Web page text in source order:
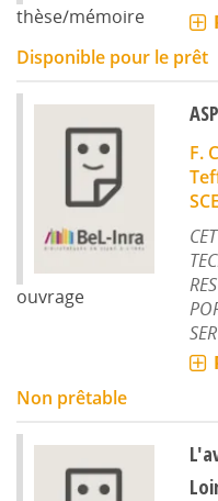
thèse/mémoire
Disponible pour le prêt
ouvrage
F.
Non prêtable